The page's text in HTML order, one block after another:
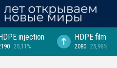
injection
25,11%
HDPE film
2080 25,96%